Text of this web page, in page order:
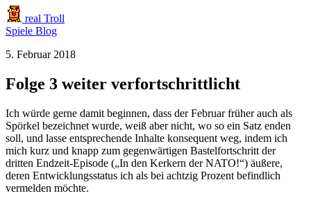
real Troll
Spiele Blog
5. Februar 2018
Folge 3 weiter verfortschrittlicht
Ich würde gerne damit beginnen, dass der Februar früher auch als
Spörkel bezeichnet wurde, weiß aber nicht, wo so ein Satz enden
soll, und lasse entsprechende Inhalte konsequent weg, indem ich
mich kurz und knapp zum gegenwärtigen Bastelfortschritt der
dritten Endzeit-Episode („In den Kerkern der NATO!“) äußere,
deren Entwicklungsstatus ich als bei achtzig Prozent befindlich
vermelden möchte.